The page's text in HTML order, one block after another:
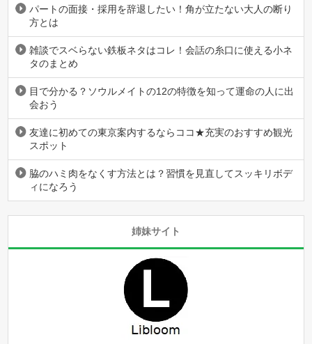
パートの面接・採用を辞退したい！角が立たない大人の断り
方とは
雑談でスベらない鉄板ネタはコレ！会話の糸口に使える小ネ
タのまとめ
目で分かる？ソウルメイトの12の特徴を知って運命の人に出
会おう
友達に初めての東京案内するならココ★充実のおすすめ観光
スポット
脇のハミ肉をなくす方法とは？習慣を見直してスッキリボデ
ィになろう
姉妹サイト